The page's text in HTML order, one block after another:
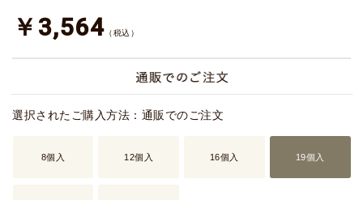
￥3,564 （税込）
選択されたご購入方法：通販でのご注文
8個入 12個入 16個入 19個入